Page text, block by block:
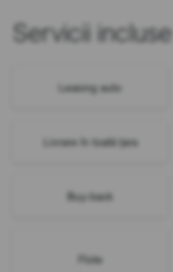
Servicii incluse
Leasing auto
Livrare în toată țara
Buy-back
Flote